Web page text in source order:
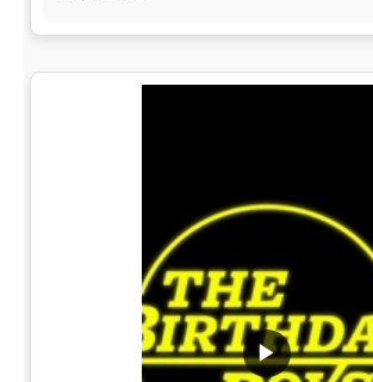
▶